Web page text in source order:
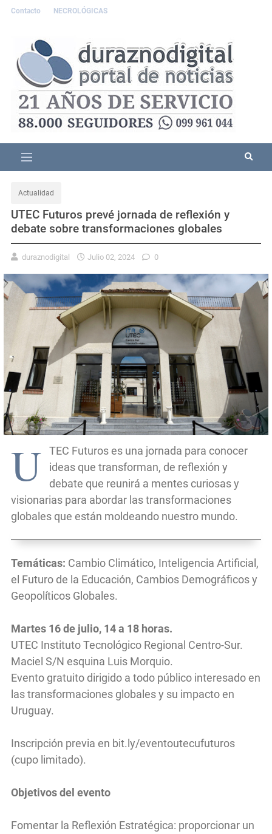
Contacto NECROLÓGICAS
Actualidad
UTEC Futuros prevé jornada de reflexión y
debate sobre transformaciones globales
duraznodigital Julio 02, 2024 0
U
TEC Futuros es una jornada para conocer
ideas que transforman, de reflexión y
debate que reunirá a mentes curiosas y
visionarias para abordar las transformaciones
globales que están moldeando nuestro mundo.
Temáticas: Cambio Climático, Inteligencia Artificial,
el Futuro de la Educación, Cambios Demográficos y
Geopolíticos Globales.
Martes 16 de julio, 14 a 18 horas.
UTEC Instituto Tecnológico Regional Centro-Sur.
Maciel S/N esquina Luis Morquio.
Evento gratuito dirigido a todo público interesado en
las transformaciones globales y su impacto en
Uruguay.
Inscripción previa en bit.ly/eventoutecufuturos
(cupo limitado).
Objetivos del evento
Fomentar la Reflexión Estratégica: proporcionar un